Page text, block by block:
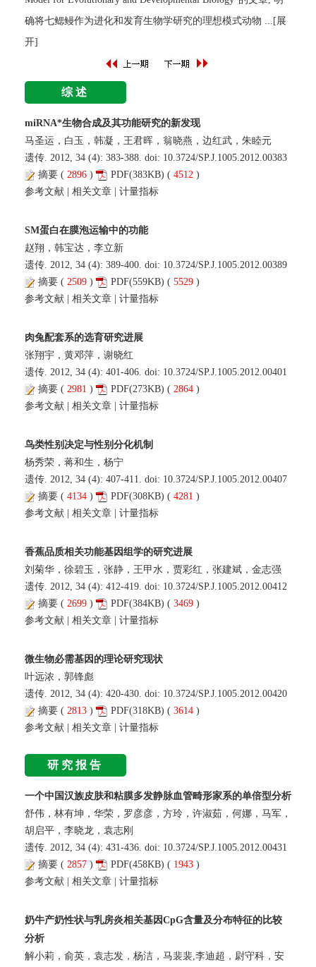
确将七鳃鳗作为进化和发育生物学研究的理想模式动物
...[展
开]
综述
miRNA*生物合成及其功能研究的新发现
马圣运，白玉，韩凝，王君晖，翁晓燕，边红武，朱睦元
遗传. 2012, 34 (4): 383-388. doi: 10.3724/SP.J.1005.2012.00383
摘要 ( 2896 ) PDF(383KB) ( 4512 )
参考文献 | 相关文章 | 计量指标
SM蛋白在膜泡运输中的功能
赵翔，韩宝达，李立新
遗传. 2012, 34 (4): 389-400. doi: 10.3724/SP.J.1005.2012.00389
摘要 ( 2509 ) PDF(559KB) ( 5529 )
参考文献 | 相关文章 | 计量指标
肉兔配套系的选育研究进展
张翔宇，黄邓萍，谢晓红
遗传. 2012, 34 (4): 401-406. doi: 10.3724/SP.J.1005.2012.00401
摘要 ( 2981 ) PDF(273KB) ( 2864 )
参考文献 | 相关文章 | 计量指标
鸟类性别决定与性别分化机制
杨秀荣，蒋和生，杨宁
遗传. 2012, 34 (4): 407-411. doi: 10.3724/SP.J.1005.2012.00407
摘要 ( 4134 ) PDF(308KB) ( 4281 )
参考文献 | 相关文章 | 计量指标
香蕉品质相关功能基因组学的研究进展
刘菊华，徐碧玉，张静，王甲水，贾彩红，张建斌，金志强
遗传. 2012, 34 (4): 412-419. doi: 10.3724/SP.J.1005.2012.00412
摘要 ( 2699 ) PDF(384KB) ( 3469 )
参考文献 | 相关文章 | 计量指标
微生物必需基因的理论研究现状
叶远浓，郭锋彪
遗传. 2012, 34 (4): 420-430. doi: 10.3724/SP.J.1005.2012.00420
摘要 ( 2813 ) PDF(318KB) ( 3614 )
参考文献 | 相关文章 | 计量指标
研究报告
一个中国汉族皮肤和粘膜多发静脉血管畸形家系的单倍型分析
舒伟，林有坤，华荣，罗彦彦，方玲，许淑茹，何娜，马军，
胡启平，李晓龙，袁志刚
遗传. 2012, 34 (4): 431-436. doi: 10.3724/SP.J.1005.2012.00431
摘要 ( 2857 ) PDF(458KB) ( 1943 )
参考文献 | 相关文章 | 计量指标
奶牛产奶性状与乳房炎相关基因CpG含量及分布特征的比较
分析
解小莉，俞英，袁志发，杨洁，马裴裴,李迪超，尉守科，安